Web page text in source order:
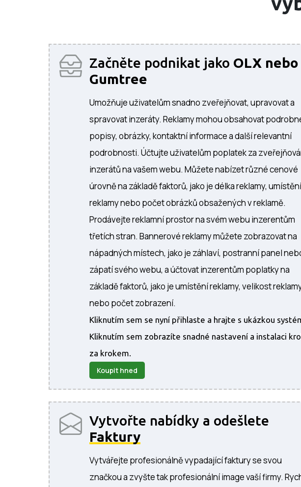
Začněte podnikat jako OLX nebo
Gumtree
Umožňuje uživatelům snadno zveřejňovat, upravovat a
spravovat inzeráty. Reklamy mohou obsahovat
popisy, obrázky, kontaktní informace a další relevantní
podrobnosti. Účtujte uživatelům poplatek za
inzerátů na vašem webu. Můžete nabízet různé cenové
úrovně na základě faktorů, jako je délka reklamy, umístění
reklamy nebo počet obrázků obsažených v reklamě.
Prodávejte reklamní prostor na svém webu inzerentům
třetích stran. Bannerové reklamy můžete zobrazovat na
nápadných místech, jako je záhlaví, postranní panel
zápatí svého webu, a účtovat inzerentům poplatky na
základě faktorů, jako je umístění reklamy, velikost
nebo počet zobrazení.
Kliknutím sem se nyní přihlaste a hrajte s ukázkou
Kliknutím sem zobrazíte snadné nastavení a instalaci
za krokem.
Koupit hned
Vytvořte nabídky a odešlete
Faktury
Vytvářejte profesionálně vypadající faktury se svou
značkou a zvyšte tak profesionální image vaší firmy.